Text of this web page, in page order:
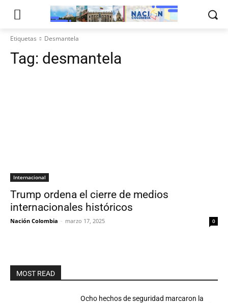
Etiquetas Desmantela
Tag: desmantela
Internacional
Trump ordena el cierre de medios
internacionales históricos
Nación Colombia - marzo 17, 2025 0
MOST READ
Ocho hechos de seguridad marcaron la